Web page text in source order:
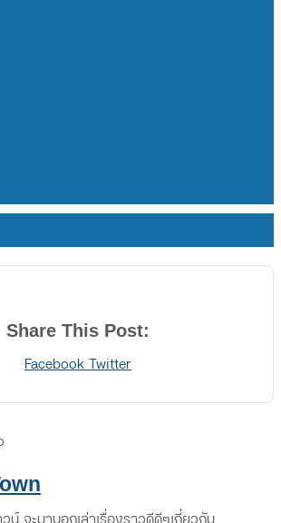
Share This Post:
Facebook TwitterPrint
Share
Email
น์ จะมาบอกเล่าเรื่องราวดีดีๆเกี่ยวกับ